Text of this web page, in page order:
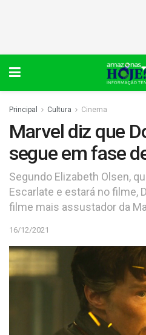
Principal Cultura Cinema
Marvel diz que
segue em fase
Segundo Elizabeth Olsen,
Escarlate e estará no filme,
filme mais assustador da
16/12/2021